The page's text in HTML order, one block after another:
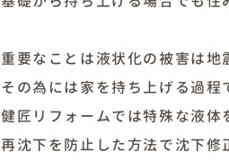
重要なことは液状化の被害は地
その為には家を持ち上げる過程
健匠リフォームでは特殊な液体
再沈下を防止した方法で沈下修